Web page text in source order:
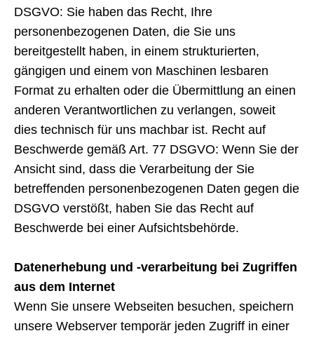
DSGVO: Sie haben das Recht, Ihre
personenbezogenen Daten, die Sie uns
bereitgestellt haben, in einem strukturierten,
gängigen und einem von Maschinen lesbaren
Format zu erhalten oder die Übermittlung an einen
anderen Verantwortlichen zu verlangen, soweit
dies technisch für uns machbar ist. Recht auf
Beschwerde gemäß Art. 77 DSGVO: Wenn Sie der
Ansicht sind, dass die Verarbeitung der Sie
betreffenden personenbezogenen Daten gegen die
DSGVO verstößt, haben Sie das Recht auf
Beschwerde bei einer Aufsichtsbehörde.
Datenerhebung und -verarbeitung bei Zugriffen
aus dem Internet
Wenn Sie unsere Webseiten besuchen, speichern
unsere Webserver temporär jeden Zugriff in einer